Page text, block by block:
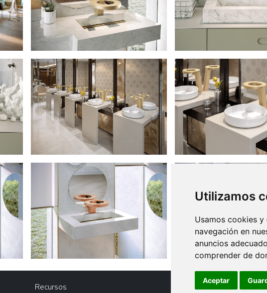
Utilizamos
Usamos cookies
navegación en
anuncios
comprender de
Aceptar
Recursos Legal